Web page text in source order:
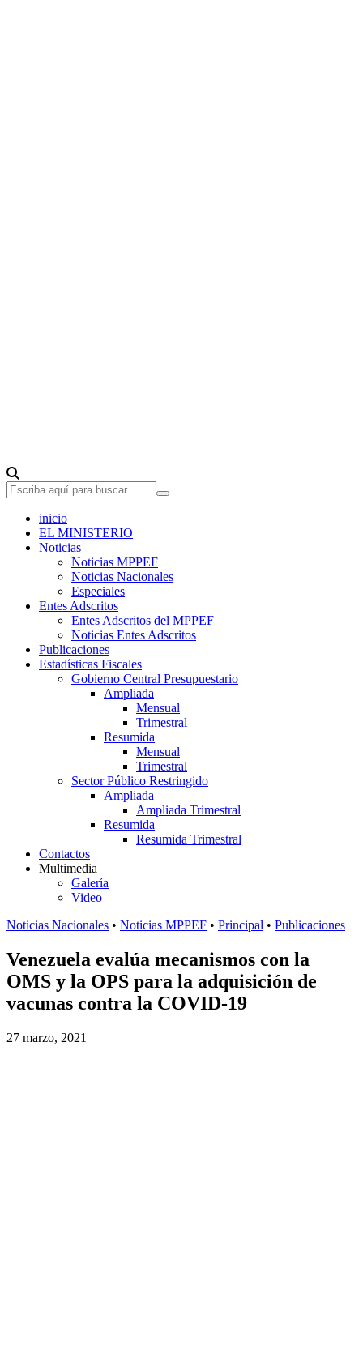
inicio
EL MINISTERIO
Noticias
Noticias MPPEF
Noticias Nacionales
Especiales
Entes Adscritos
Entes Adscritos del MPPEF
Noticias Entes Adscritos
Publicaciones
Estadísticas Fiscales
Gobierno Central Presupuestario
Ampliada
Mensual
Trimestral
Resumida
Mensual
Trimestral
Sector Público Restringido
Ampliada
Ampliada Trimestral
Resumida
Resumida Trimestral
Contactos
Multimedia
Galería
Video
Noticias Nacionales • Noticias MPPEF • Principal • Publicaciones
Venezuela evalúa mecanismos con la
OMS y la OPS para la adquisición de
vacunas contra la COVID-19
27 marzo, 2021